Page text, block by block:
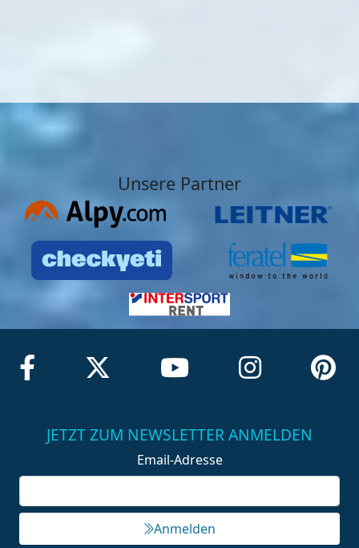
Unsere Partner
JETZT ZUM NEWSLETTER ANMELDEN
Email-Adresse
Anmelden